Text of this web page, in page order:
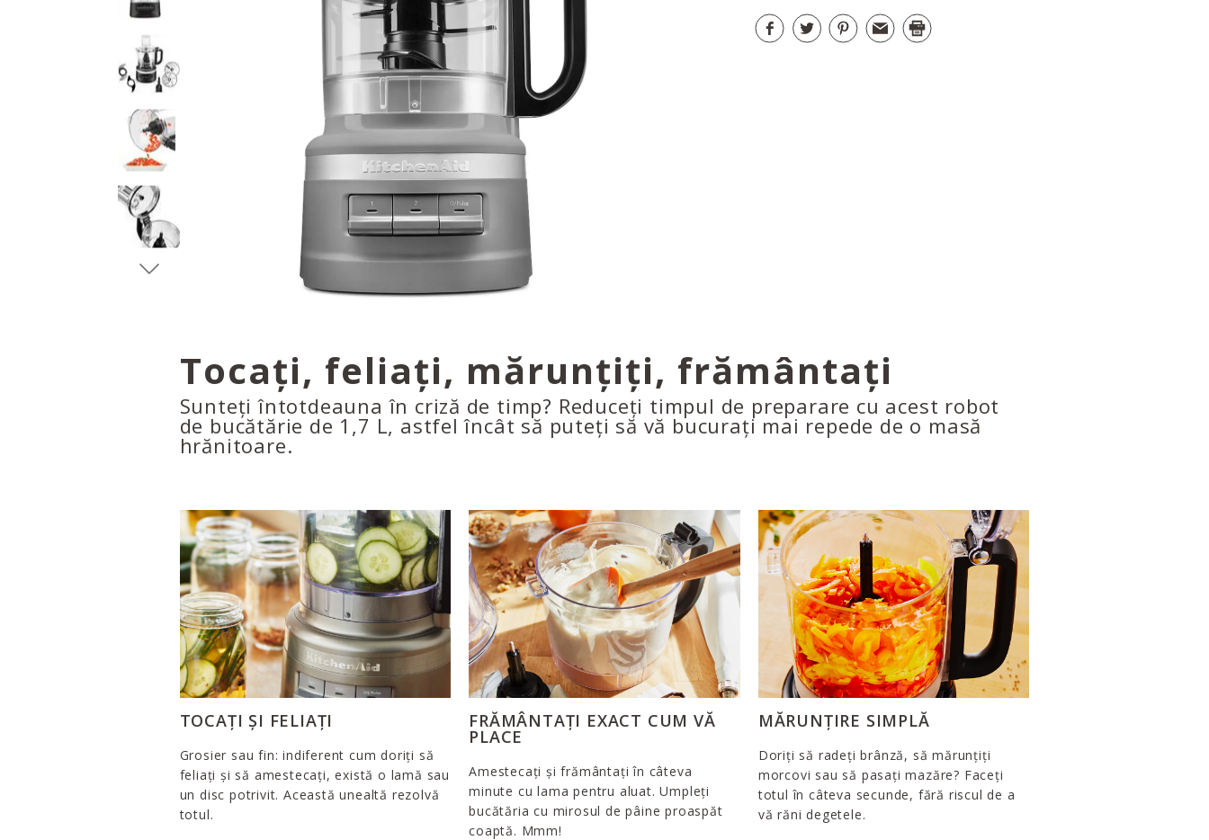
Tocați, feliați, mărunțiți, frământați
Sunteți întotdeauna în criză de timp? Reduceți timpul de preparare cu acest robot
de bucătărie de 1,7 L, astfel încât să puteți să vă bucurați mai repede de o masă
hrănitoare.
TOCAȚI ȘI FELIAȚI
Grosier sau fin: indiferent cum doriți să
feliați și să amestecați, există o lamă sau
un disc potrivit. Această unealtă rezolvă
totul.
FRĂMÂNTAȚI EXACT CUM VĂ
PLACE
Amestecați și frământați în câteva
minute cu lama pentru aluat. Umpleți
bucătăria cu mirosul de pâine proaspăt
coaptă. Mmm!
MĂRUNȚIRE SIMPLĂ
Doriți să radeți brânză, să mărunțiți
morcovi sau să pasați mazăre? Faceți
totul în câteva secunde, fără riscul de a
vă răni degetele.